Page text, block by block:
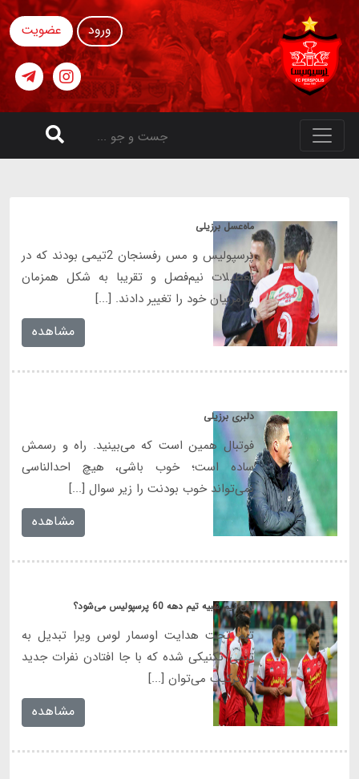
ورود عضویت
ماه‌عسل برزیلی
پرسپولیس و مس رفسنجان 2تیمی بودند که در
تعطیلات نیم‌فصل و تقریبا به شکل همزمان
سرمربیان خود را تغییر دادند. [...]
مشاهده
دلبری برزیلی
فوتبال همین است که می‌بینید. راه و رسمش
ساده است؛ خوب باشی، هیچ احدالناسی
نمی‌تواند خوب بودنت را زیر سوال [...]
مشاهده
این تیم شبیه تیم دهه 60 پرسپولیس می‌شود؟
تیم تحت هدایت اوسمار لوس ویرا تبدیل به
تیمی تکنیکی شده که با جا افتادن نفرات جدید
در ترکیب می‌توان [...]
مشاهده